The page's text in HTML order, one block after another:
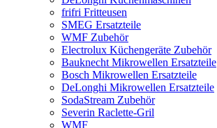
frifri Fritteusen
SMEG Ersatzteile
WMF Zubehör
Electrolux Küchengeräte Zubehör
Bauknecht Mikrowellen Ersatzteile
Bosch Mikrowellen Ersatzteile
DeLonghi Mikrowellen Ersatzteile
SodaStream Zubehör
Severin Raclette-Gril
WMF